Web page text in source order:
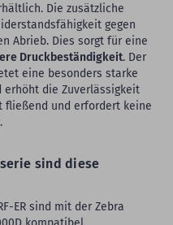
Die zusätzliche
gegen
Abrieb. Dies sorgt für eine
Druckbeständigkeit. Der
eine besonders starke
erhöht die Zuverlässigkeit
fließend und erfordert keine
sind diese
ER sind mit der Zebra